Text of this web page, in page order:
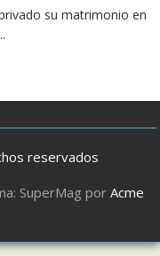
su matrimonio en
reservados
SuperMag porAcme